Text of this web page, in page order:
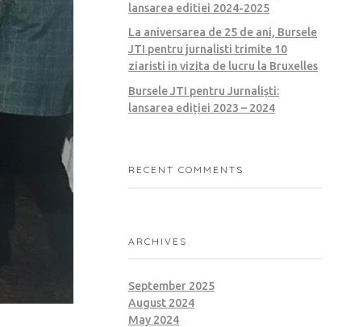
lansarea editiei 2024-2025
La aniversarea de 25 de ani, Bursele
JTI pentru jurnalisti trimite 10
ziaristi in vizita de lucru la Bruxelles
Bursele JTI pentru Jurnaliști:
lansarea ediției 2023 – 2024
RECENT COMMENTS
ARCHIVES
September 2025
August 2024
May 2024